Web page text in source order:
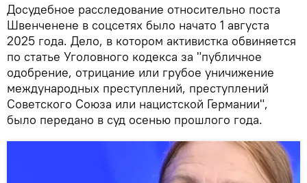
Досудебное расследование относительно поста
Швенченене в соцсетях было начато 1 августа
2025 года. Дело, в котором активистка обвиняется
по статье Уголовного кодекса за "публичное
одобрение, отрицание или грубое уничижение
международных преступлений, преступлений
Советского Союза или нацистской Германии",
было передано в суд осенью прошлого года.